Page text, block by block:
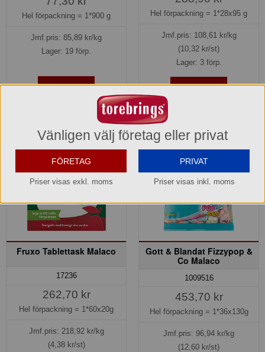
Hel förpackning = 1*900 g
Jmf.pris: 85,89 kr/kg
Lager: 19 förp.
Köp »
Hel förpackning = 1*28x95 g
Jmf.pris: 108,61
kr/kg
(10,32 kr/st)
Lager: 3 förp.
Köp »
Fruxo Tablettask Malaco
17236
262,70 kr
Hel förpackning = 1*60x20g
Jmf.pris: 218,92kr/kg
(4,38 kr/st)
Gott & Blandat Fizzypop &
Co Malaco
1009516
453,70 kr
Hel förpackning = 1*36x130g
Jmf.pris: 96,94 kr/kg
(12,60 kr/st)
Vänligen välj företag eller privat
FÖRETAG
Priser visas exkl. moms
PRIVAT
Priser visas inkl. moms